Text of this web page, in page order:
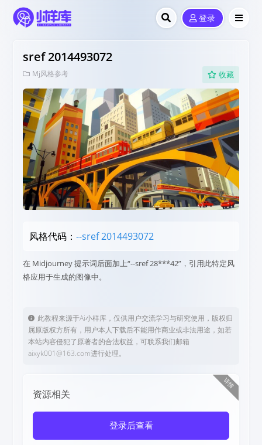
登录
sref 2014493072
Mj风格参考 收藏
风格代码：--sref 2014493072
在 Midjourney 提示词后面加上“--sref 28***42”，引用此特定风
格应用于生成的图像中。
此教程来源于Ai小样库，仅供用户交流学习与研究使用，版权归
属原版权方所有，用户本人下载后不能用作商业或非法用途，如若
本站内容侵犯了原著者的合法权益，可联系我们邮箱
aixyk001@163.com进行处理。
详情
资源相关
登录后查看